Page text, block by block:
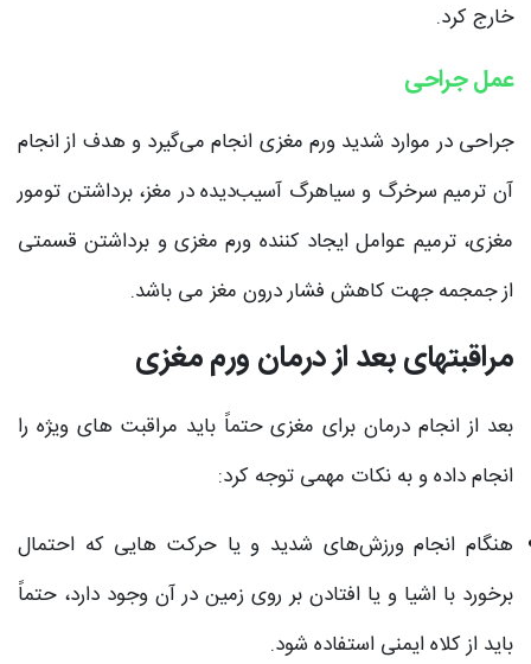
خارج کرد.
عمل جراحی
جراحی در موارد شدید ورم مغزی انجام می‌گیرد و هدف از انجام
آن ترمیم سرخرگ و سیاهرگ آسیب‌دیده در مغز، برداشتن تومور
مغزی، ترمیم عوامل ایجاد کننده ورم مغزی و برداشتن قسمتی
از جمجمه جهت کاهش فشار درون مغز می باشد.
مراقبتهای بعد از درمان ورم مغزی
بعد از انجام درمان برای مغزی حتماً باید مراقبت های ویژه را
انجام داده و به نکات مهمی توجه کرد:
هنگام انجام ورزش‌های شدید و یا حرکت هایی که احتمال
برخورد با اشیا و یا افتادن بر روی زمین در آن وجود دارد، حتماً
باید از کلاه ایمنی استفاده شود.